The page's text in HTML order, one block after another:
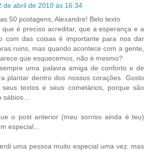
de abril de 2010 às 16:34
50 postagens, Alexandre! Belo texto.
que é preciso acreditar, que a esperança e a
com das coisas é importante para nos dar
ruins, mas quando acontece com a gente,
que esquecemos, não é mesmo?
uma palavra amiga de conforto e de
plantar dentro dos nossos corações. Gosto
textos e seus cometários, porque são
o post anterior (meu sorriso ainda é teu)
especial...
uma pessoa muito especial uma vez. mas